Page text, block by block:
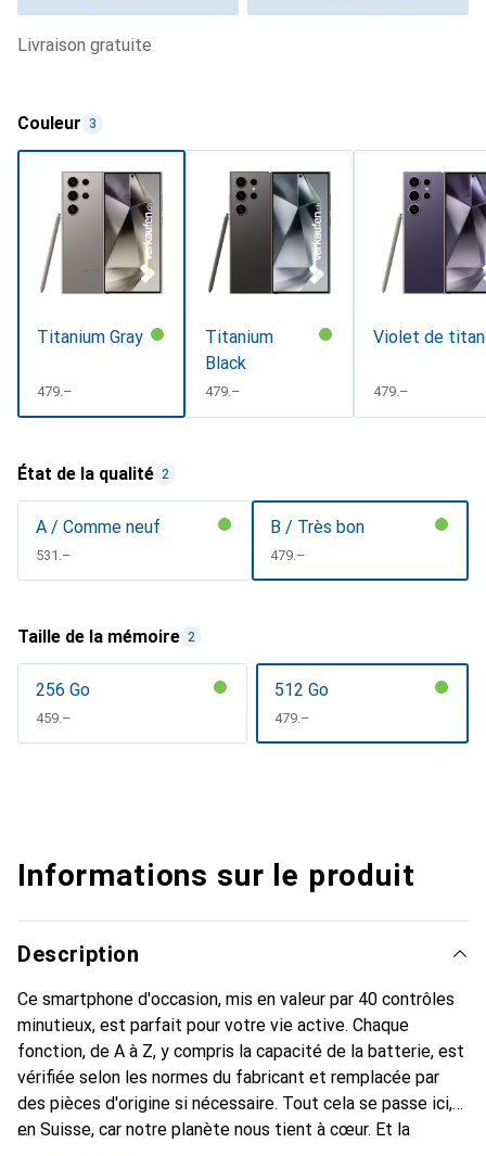
livraison gratuite
Couleur 3
Titanium Gray
CHF
479.–
Titanium
Black
CHF
479.–
Violet de
CHF
479.–
État de la qualité 2
A / Comme neuf
CHF
531.–
B / Très bon
CHF
479.–
Taille de la mémoire 2
256 Go
CHF
459.–
512 Go
CHF
479.–
Informations sur le produit
Description
Ce smartphone d'occasion, mis en valeur par 40 contrôles
minutieux, est parfait pour votre vie active. Chaque
fonction, de A à Z, y compris la capacité de la batterie, est
vérifiée selon les normes du fabricant et remplacée par
des pièces d'origine si nécessaire. Tout cela se passe ici,
en Suisse, car notre planète nous tient à cœur. Et la